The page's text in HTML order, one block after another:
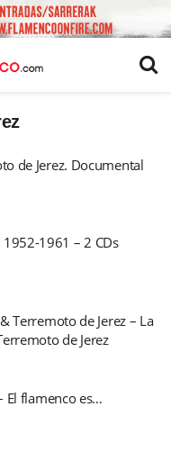
de Jerez. Documental
1952-1961 – 2 CDs
Terremoto de Jerez – La
de Jerez
El flamenco es…